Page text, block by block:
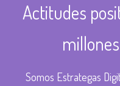
Actitudes
Somos Estrategas